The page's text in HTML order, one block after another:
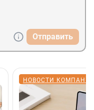
Отправить
НОВОСТИ